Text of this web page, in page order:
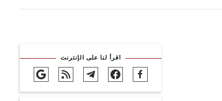
اقرأ لنا على الإنترنت